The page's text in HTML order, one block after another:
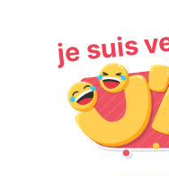
je suis